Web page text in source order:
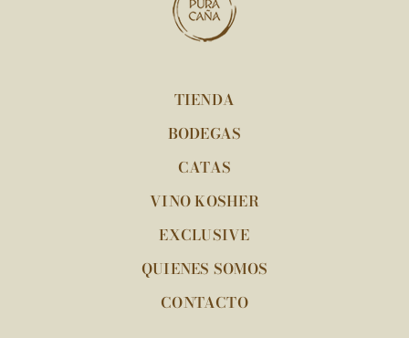
TIENDA
BODEGAS
CATAS
VINO KOSHER
EXCLUSIVE
QUIENES SOMOS
CONTACTO